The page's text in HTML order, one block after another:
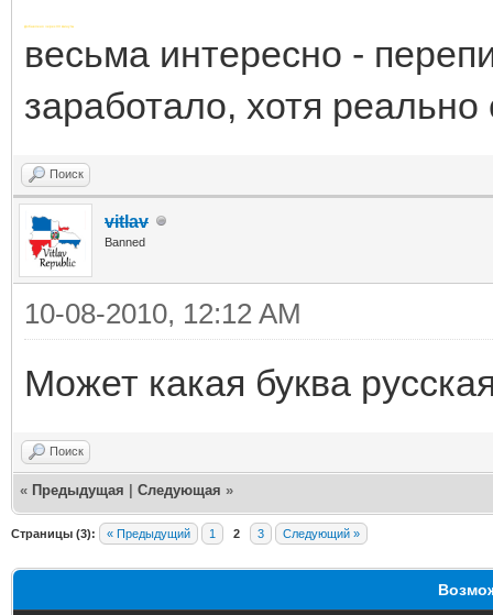
a:96)
at
a:96)
at
yssRankDAO.java from
at
Добавлено через 33 минуты
весьма интересно -
заработало, хотя
Поиск
vitlav
Banned
10-08-2010, 12:12 AM
Может какая буква
Поиск
« Предыдущая Следующая »
Страницы (3): « Предыдущий 1 2 3 Следующий »